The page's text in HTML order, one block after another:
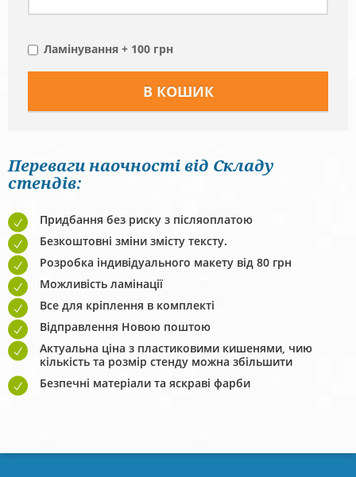
Ламінування + 100 грн
Переваги наочності від Складу
стендів:
Придбання без риску з післяоплатою
Безкоштовні зміни змісту тексту.
Розробка індивідуального макету від 80 грн
Можливість ламінації
Все для кріплення в комплекті
Відправлення Новою поштою
Актуальна ціна з пластиковими кишенями, чию
кількість та розмір стенду можна збільшити
Безпечні матеріали та яскраві фарби